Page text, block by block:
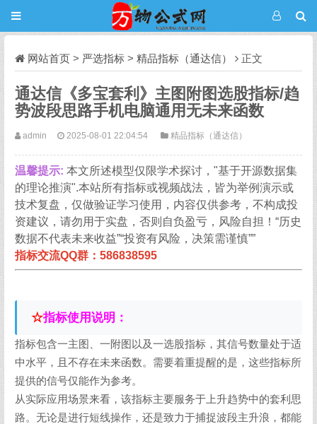
网站首页 > 严选指标 > 精品指标（通达信） 正文
通达信《多宝套利》主图附图选股指标/趋
势波段思路手机电脑通用无未来函数
admin 2025-08-01 22:04:54 精品指标（通达信）
温馨提示: 本文所述模型仅限学术探讨，"基于开源数据集
的理论推演".本站所有指标或视频战法，皆为举例演示或
技术复盘，仅做验证学习使用，内容仅供参考，不构成投
资建议，请勿用于实盘，否则自负盈亏，风险自担！“历史
数据不代表未来收益”“投资有风险，决策需谨慎””
指标交流QQ群：586838595
☆指标使用说明：
指标包含一主图、一附图以及一选股指标，其信号数量处于适
中水平，且不存在未来函数。需要着重提醒的是，这些指标所
提供的信号仅能作为参考。
从实际应用场景来看，该指标主要服务于上升趋势中的套利思
路。无论是进行短线操作，还是致力于捕捉波段主升浪，都能